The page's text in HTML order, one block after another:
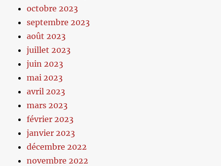
octobre 2023
septembre 2023
août 2023
juillet 2023
juin 2023
mai 2023
avril 2023
mars 2023
février 2023
janvier 2023
décembre 2022
novembre 2022